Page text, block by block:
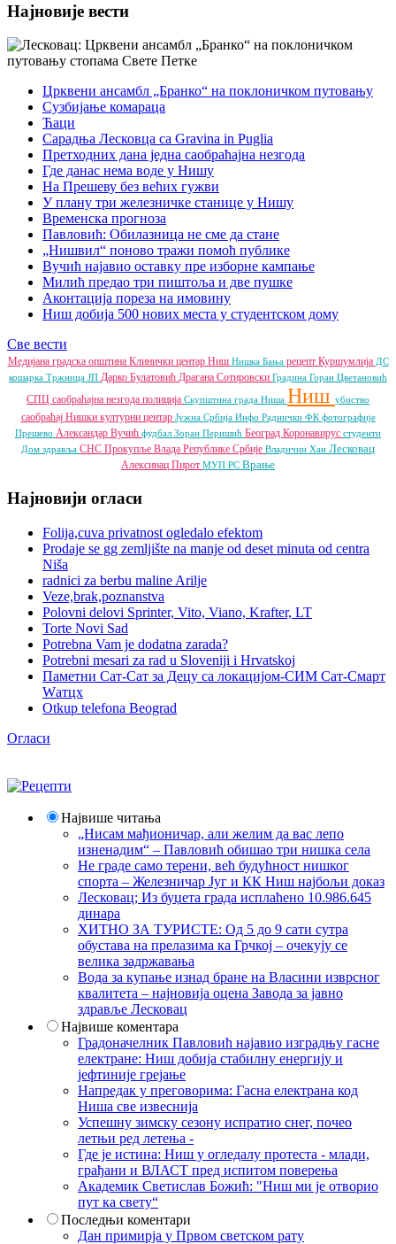
Најновије вести
Црквени ансамбл „Бранко“ на поклоничком путовању
Сузбијање комараца
Ћаци
Сарадња Лесковца са Gravina in Puglia
Претходних дана једна саобраћајна незгода
Где данас нема воде у Нишу
На Прешеву без већих гужви
У плану три железничке станице у Нишу
Временска прогноза
Павловић: Обилазница не сме да стане
„Нишвил“ поново тражи помоћ публике
Вучић најавио оставку пре изборне кампање
Милић предао три пиштоља и две пушке
Аконтација пореза на имовину
Ниш добија 500 нових места у студентском дому
Све вести
Медијана градска општина Клинички центар Ниш Нишка Бања рецепт Куршумлија ДС
кошарка Тржница ЈП Дарко Булатовић Драгана Сотировски Градина Горан Цветановић
СПЦ саобраћајна незгода полиција Скупштина града Ниша Ниш убиство
саобраћај Нишки културни центар Јужна Србија Инфо Раднички ФК фотографије
Прешево Александар Вучић фудбал Зоран Перишић Београд Коронавирус студенти
Дом здравља СНС Прокупље Влада Републике Србије Владичин Хан Лесковац
Алексинац Пирот МУП РС Врање
Најновији огласи
Folija,cuva privatnost ogledalo efektom
Prodaje se gg zemljište na manje od deset minuta od centra
Niša
radnici za berbu maline Arilje
Veze,brak,poznanstva
Polovni delovi Sprinter, Vito, Viano, Krafter, LT
Torte Novi Sad
Potrebna Vam je dodatna zarada?
Potrebni mesari za rad u Sloveniji i Hrvatskoj
Паметни Сат-Сат за Децу са локацијом-СИМ Сат-Смарт
Wатцх
Otkup telefona Beograd
Огласи
Највише читања
„Нисам мађионичар, али желим да вас лепо
изненадим“ – Павловић обишао три нишка села
Не граде само терени, већ будућност нишког
спорта – Железничар Југ и КК Ниш најбољи доказ
Лесковац; Из буџета града исплаћено 10.986.645
динара
ХИТНО ЗА ТУРИСТЕ: Од 5 до 9 сати сутра
обустава на прелазима ка Грчкој – очекују се
велика задржавања
Вода за купање изнад бране на Власини изврсног
квалитета – најновија оцена Завода за јавно
здравље Лесковац
Највише коментара
Градоначелник Павловић најавио изградњу гасне
електране: Ниш добија стабилну енергију и
јефтиније грејање
Напредак у преговорима: Гасна електрана код
Ниша све извеснија
Успешну зимску сезону испратио снег, почео
летњи ред летења -
Где је истина: Ниш у огледалу протеста - млади,
грађани и ВЛАСТ пред испитом поверења
Академик Светислав Божић: "Ниш ми је отворио
пут ка свету“
Последњи коментари
Дан примирја у Првом светском рату